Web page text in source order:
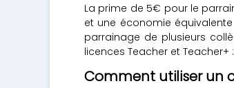
La prime de 5€ pour le
et une économie
parrainage de plusieurs
licences Teacher et
Comment utiliser un